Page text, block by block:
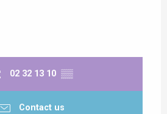
02 32 13 10 ▒▒
Contact us